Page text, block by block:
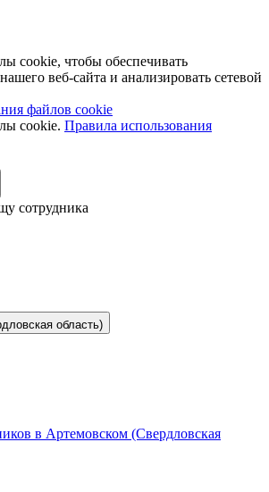
cookie, чтобы обеспечивать
веб-сайта и анализировать сетевой
файлов cookie
cookie. Правила использования
сотрудника
область)
в Артемовском (Свердловская